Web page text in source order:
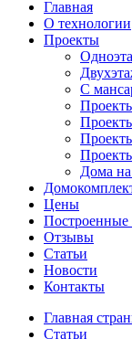
Главная
О технологии
Проекты
С
Дома
Цены
Построенные
Отзывы
Статьи
Новости
Контакты
Главная
Статьи